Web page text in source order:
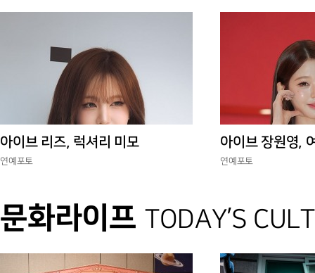
아이브 리즈, 럭셔리 미모
연예포토
아이브 장원영,
연예포토
문화라이프 TODAY’S